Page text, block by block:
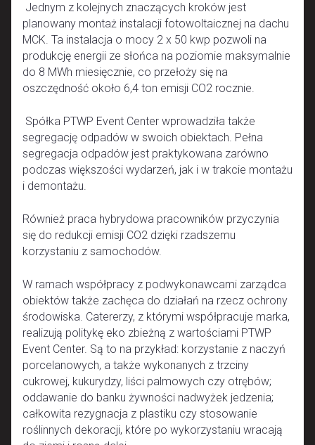
Jednym z kolejnych znaczących kroków jest
planowany montaż instalacji fotowoltaicznej na dachu
MCK. Ta instalacja o mocy 2 x 50 kwp pozwoli na
produkcję energii ze słońca na poziomie maksymalnie
do 8 MWh miesięcznie, co przełoży się na
oszczędność około 6,4 ton emisji CO2 rocznie.
Spółka PTWP Event Center wprowadziła także
segregację odpadów w swoich obiektach. Pełna
segregacja odpadów jest praktykowana zarówno
podczas większości wydarzeń, jak i w trakcie montażu
i demontażu.
Również praca hybrydowa pracowników przyczynia
się do redukcji emisji CO2 dzięki rzadszemu
korzystaniu z samochodów.
W ramach współpracy z podwykonawcami zarządca
obiektów także zachęca do działań na rzecz ochrony
środowiska. Catererzy, z którymi współpracuje marka,
realizują politykę eko zbieżną z wartościami PTWP
Event Center. Są to na przykład: korzystanie z naczyń
porcelanowych, a także wykonanych z trzciny
cukrowej, kukurydzy, liści palmowych czy otrębów;
oddawanie do banku żywności nadwyżek jedzenia;
całkowita rezygnacja z plastiku czy stosowanie
roślinnych dekoracji, które po wykorzystaniu wracają